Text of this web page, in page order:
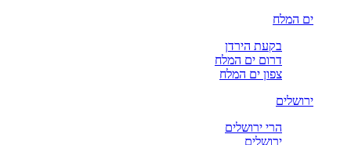
ים המלח
בקעת הירדן
דרום ים המלח
צפון ים המלח
ירושלים
הרי ירושלים
ירושלים